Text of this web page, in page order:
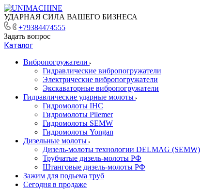
УДАРНАЯ СИЛА ВАШЕГО БИЗНЕСА
+79384474555
Задать вопрос
Каталог
Вибропогружатели
Гидравлические вибропогружатели
Электрические вибропогружатели
Экскаваторные вибропогружатели
Гидравлические ударные молоты
Гидромолоты IHC
Гидромолоты Pilemer
Гидромолоты SEMW
Гидромолоты Yongan
Дизельные молоты
Дизель-молоты технологии DELMAG (SEMW)
Трубчатые дизель-молоты РФ
Штанговые дизель-молоты РФ
Зажим для подьема труб
Сегодня в продаже